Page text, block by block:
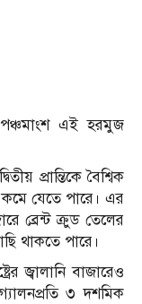
এই হরমুজ
প্রান্তিকে বৈশ্বিক
যেতে পারে। এর
ব্রেন্ট ক্রুড তেলের
থাকতে পারে।
জ্বালানি বাজারেও
৩ দশমিক